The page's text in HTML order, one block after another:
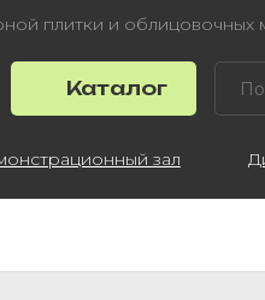
плитки и облицовочных
Каталог
зал